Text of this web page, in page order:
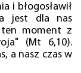
i błogosławił
jest dla nas
ten moment z
(Mt 6,10).
a nasz czas w